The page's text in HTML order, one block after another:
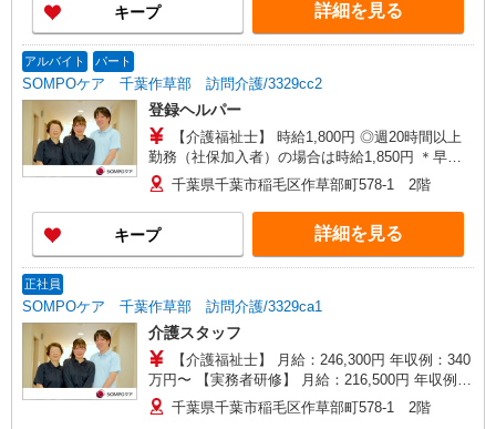
キープ 詳細を見る
アルバイト パート
SOMPOケア 千葉作草部 訪問介護/3329cc2
登録ヘルパー
【介護福祉士】 時給1,800円 ◎週20時間以上
勤務（社保加入者）の場合は時給1,850円 ＊早朝
夜間（〜8:00、18:00〜）：時給2,250円〜 ＊日曜
祝日：時給2,100円〜 【実務者研修・初任者研修
（ヘルパー1級・2級）】 時給1,720円 ◎週20時間
以上勤務（社保加入者）の場合は時給1,770円 ＊
早朝夜間（〜8:00、18:00〜）：時給2,150円〜 ＊
が同時給 ◎キャンセル手当：職務時給の60％支給
千葉県千葉市稲毛区作草部町578-1 2階
キープ 詳細を見る
正社員
SOMPOケア 千葉作草部 訪問介護/3329ca1
介護スタッフ
【介護福祉士】 月給：246,300円 年収例：340
万円〜 【実務者研修】 月給：216,500円 年収例：
300万円〜 【初任者研修】 月給：207,700円 年収
例：290万円〜 ※職務手当、働きがい向上手当、
千葉県千葉市稲毛区作草部町578-1 2階